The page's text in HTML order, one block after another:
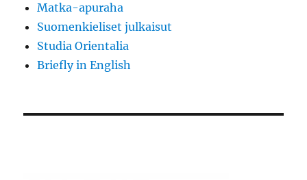
Matka-apuraha
Suomenkieliset julkaisut
Studia Orientalia
Briefly in English